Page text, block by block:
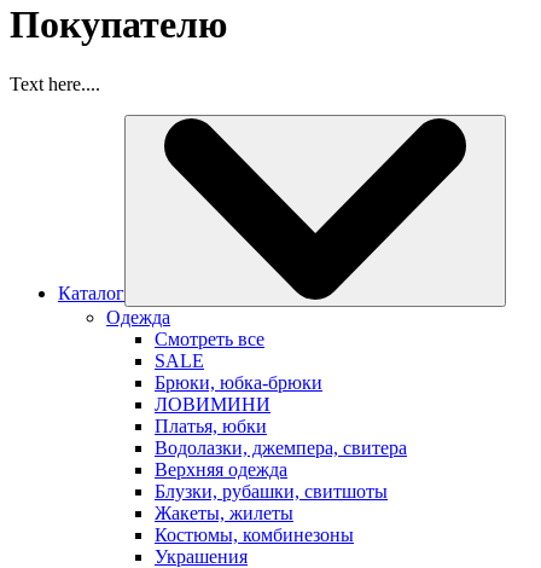
Покупателю
Text here....
Каталог
Одежда
Смотреть все
SALE
Брюки, юбка-брюки
ЛОВИМИНИ
Платья, юбки
Водолазки, джемпера, свитера
Верхняя одежда
Блузки, рубашки, свитшоты
Жакеты, жилеты
Костюмы, комбинезоны
Украшения